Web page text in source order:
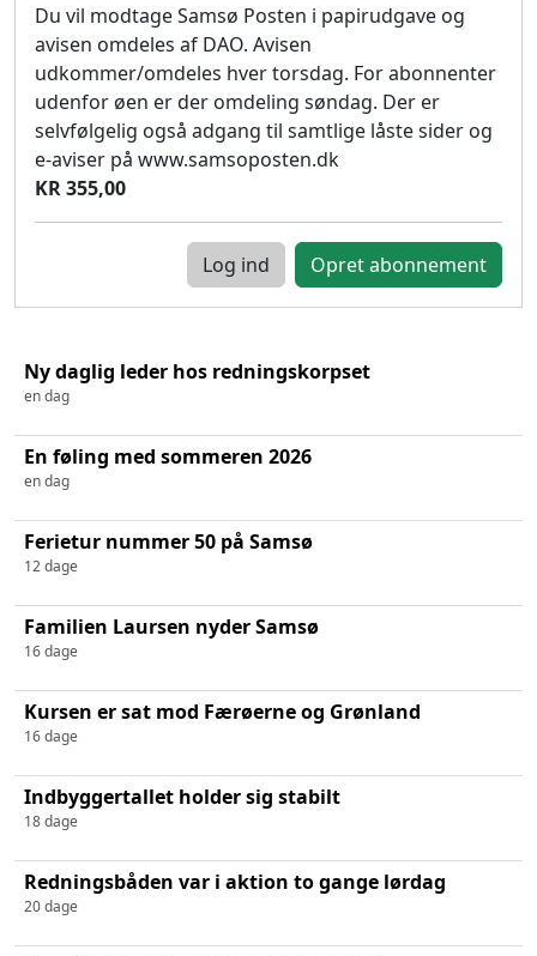
Du vil modtage Samsø Posten i papirudgave og
avisen omdeles af DAO. Avisen
udkommer/omdeles hver torsdag. For abonnenter
udenfor øen er der omdeling søndag. Der er
selvfølgelig også adgang til samtlige låste sider og
e-aviser på www.samsoposten.dk
KR 355,00
Log ind
Ny daglig leder hos redningskorpset
en dag
En føling med sommeren 2026
en dag
Ferietur nummer 50 på Samsø
12 dage
Familien Laursen nyder Samsø
16 dage
Kursen er sat mod Færøerne og Grønland
16 dage
Indbyggertallet holder sig stabilt
18 dage
Redningsbåden var i aktion to gange lørdag
20 dage